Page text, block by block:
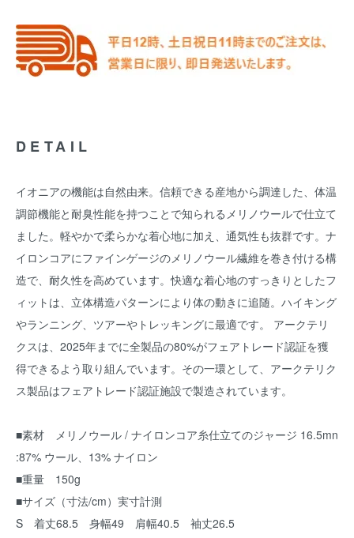
DETAIL
イオニアの機能は自然由来。信頼できる産地から調達した、体温
調節機能と耐臭性能を持つことで知られるメリノウールで仕立て
ました。軽やかで柔らかな着心地に加え、通気性も抜群です。ナ
イロンコアにファインゲージのメリノウール繊維を巻き付ける構
造で、耐久性を高めています。快適な着心地のすっきりとしたフ
ィットは、立体構造パターンにより体の動きに追随。ハイキング
やランニング、ツアーやトレッキングに最適です。 アークテリ
クスは、2025年までに全製品の80%がフェアトレード認証を獲
得できるよう取り組んでいます。その一環として、アークテリク
ス製品はフェアトレード認証施設で製造されています。
■素材 メリノウール / ナイロンコア糸仕立てのジャージ 16.5mn
:87% ウール、13% ナイロン
■重量 150g
■サイズ（寸法/cm）実寸計測
S 着丈68.5 身幅49 肩幅40.5 袖丈26.5